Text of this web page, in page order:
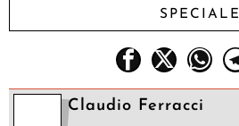
SPECIALE
Claudio Ferracci